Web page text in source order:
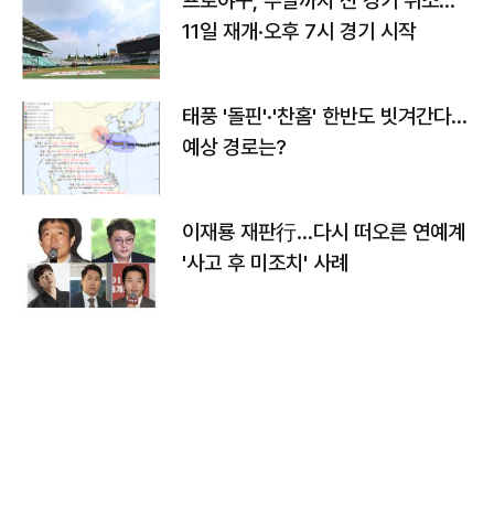
11일 재개·오후 7시 경기 시작
태풍 '돌핀'·'찬홈' 한반도 빗겨간다…
예상 경로는?
이재룡 재판行…다시 떠오른 연예계
'사고 후 미조치' 사례